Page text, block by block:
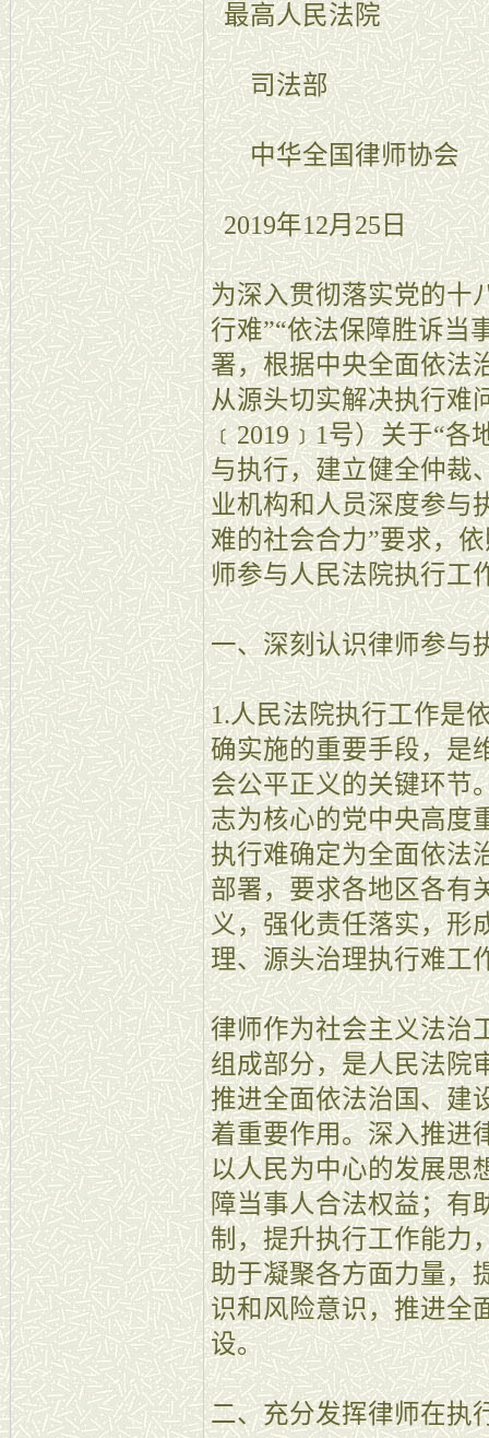
最高人民法院
司法部
中华全国律师协会
2019年12月25日
为深入贯彻落实党的十
行难”“依法保障胜诉当
署，根据中央全面依法
从源头切实解决执行难
﹝2019﹞1号）关于“
与执行，建立健全仲裁
业机构和人员深度参与
难的社会合力”要求，
师参与人民法院执行工
一、深刻认识律师参与
1.人民法院执行工作是
确实施的重要手段，是
会公平正义的关键环节
志为核心的党中央高度
执行难确定为全面依法
部署，要求各地区各有
义，强化责任落实，形
理、源头治理执行难工
律师作为社会主义法治
组成部分，是人民法院
推进全面依法治国、建
着重要作用。深入推进
以人民为中心的发展思
障当事人合法权益；有
制，提升执行工作能力
助于凝聚各方面力量，
识和风险意识，推进全
设。
二、充分发挥律师在执